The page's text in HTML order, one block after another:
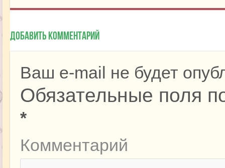
Добавить комментарий
Ваш e-mail не будет
Обязательные поля
*
Комментарий